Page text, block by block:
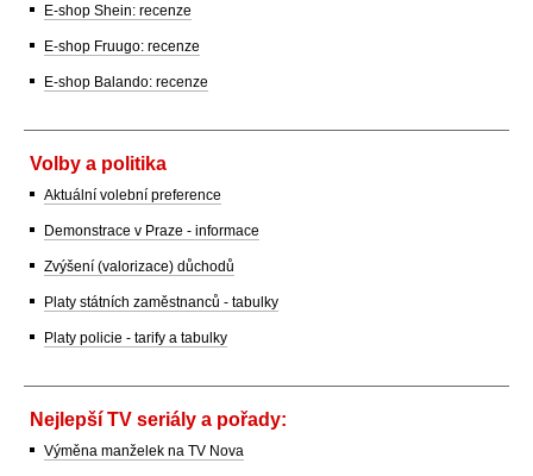
E-shop Shein: recenze
E-shop Fruugo: recenze
E-shop Balando: recenze
Volby a politika
Aktuální volební preference
Demonstrace v Praze - informace
Zvýšení (valorizace) důchodů
Platy státních zaměstnanců - tabulky
Platy policie - tarify a tabulky
Nejlepší TV seriály a pořady:
Výměna manželek na TV Nova